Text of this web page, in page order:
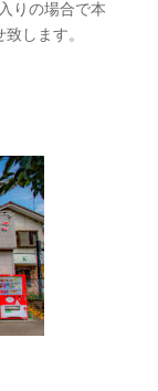
りの場合で本
します。